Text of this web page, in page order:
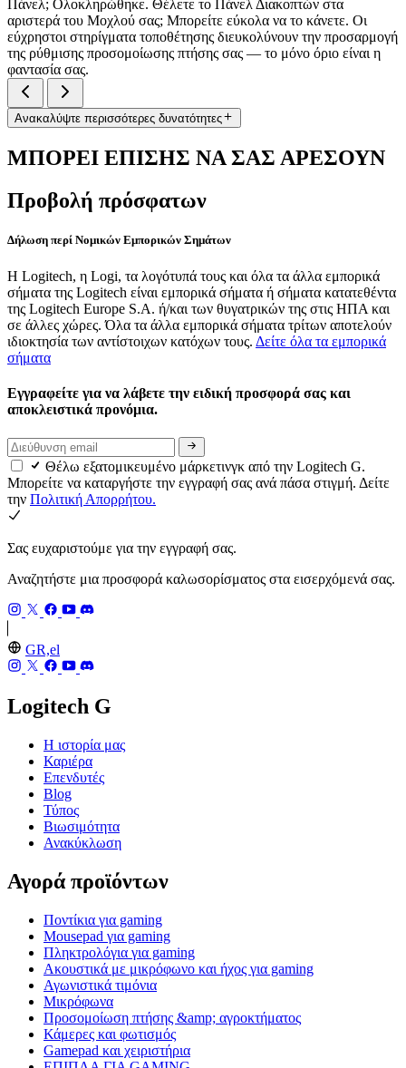
Πάνελ; Ολοκληρώθηκε. Θέλετε το Πάνελ Διακοπτών στα
αριστερά του Μοχλού σας; Μπορείτε εύκολα να το κάνετε. Οι
εύχρηστοι στηρίγματα τοποθέτησης διευκολύνουν την προσαρμογή
της ρύθμισης προσομοίωσης πτήσης σας — το μόνο όριο είναι η
φαντασία σας.
Ανακαλύψτε περισσότερες δυνατότητες
ΜΠΟΡΕΙ ΕΠΙΣΗΣ ΝΑ ΣΑΣ ΑΡΕΣΟΥΝ
Προβολή πρόσφατων
Δήλωση περί Νομικών Εμπορικών Σημάτων
Η Logitech, η Logi, τα λογότυπά τους και όλα τα άλλα εμπορικά
σήματα της Logitech είναι εμπορικά σήματα ή σήματα κατατεθέντα
της Logitech Europe S.A. ή/και των θυγατρικών της στις ΗΠΑ και
σε άλλες χώρες. Όλα τα άλλα εμπορικά σήματα τρίτων αποτελούν
ιδιοκτησία των αντίστοιχων κατόχων τους. Δείτε όλα τα εμπορικά
σήματα
Εγγραφείτε για να λάβετε την ειδική προσφορά σας και
αποκλειστικά προνόμια.
Θέλω εξατομικευμένο μάρκετινγκ από την Logitech G.
Μπορείτε να καταργήστε την εγγραφή σας ανά πάσα στιγμή. Δείτε
την Πολιτική Απορρήτου.
Σας ευχαριστούμε για την εγγραφή σας.
Αναζητήστε μια προσφορά καλωσορίσματος στα εισερχόμενά σας.
GR,el
Logitech G
Η ιστορία μας
Καριέρα
Επενδυτές
Blog
Τύπος
Βιωσιμότητα
Ανακύκλωση
Αγορά προϊόντων
Ποντίκια για gaming
Mousepad για gaming
Πληκτρολόγια για gaming
Ακουστικά με μικρόφωνο και ήχος για gaming
Αγωνιστικά τιμόνια
Μικρόφωνα
Προσομοίωση πτήσης &amp; αγροκτήματος
Κάμερες και φωτισμός
Gamepad και χειριστήρια